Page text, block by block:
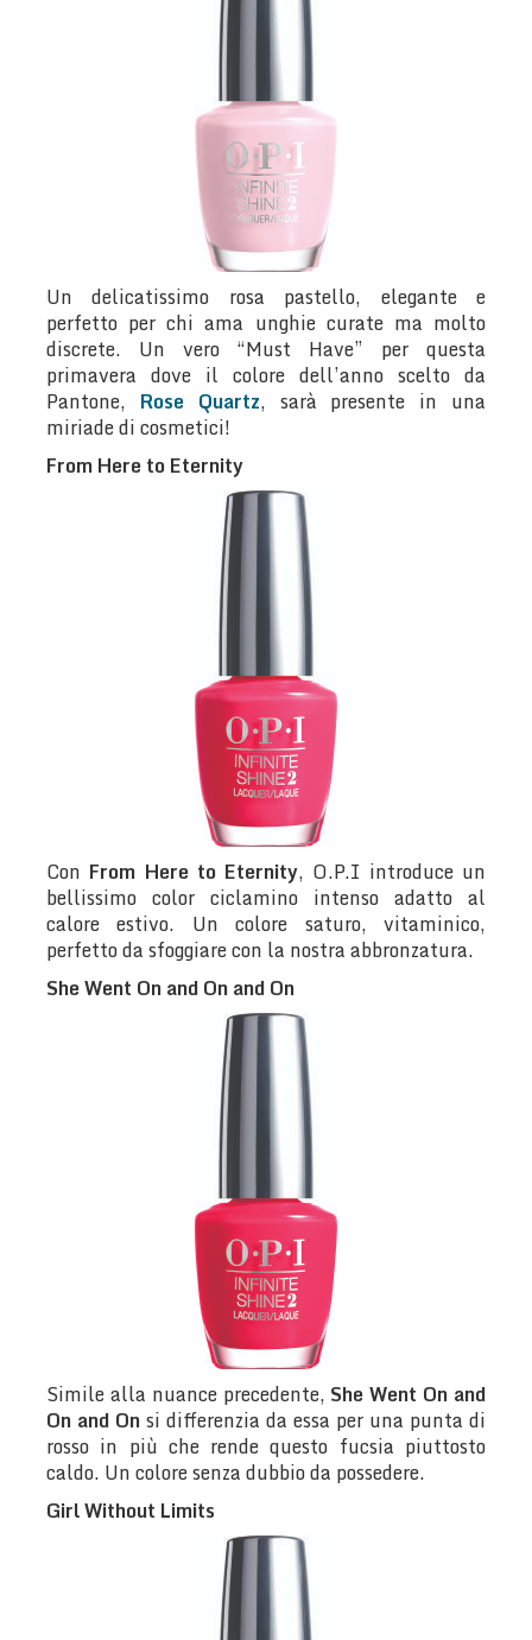
Un delicatissimo rosa pastello, elegante e
perfetto per chi ama unghie curate ma molto
discrete. Un vero “Must Have” per questa
primavera dove il colore dell’anno scelto da
Pantone, Rose Quartz, sarà presente in una
miriade di cosmetici!
From Here to Eternity
Con From Here to Eternity, O.P.I introduce un
bellissimo color ciclamino intenso adatto al
calore estivo. Un colore saturo, vitaminico,
perfetto da sfoggiare con la nostra abbronzatura.
She Went On and On and On
Simile alla nuance precedente, She Went On and
On and Onsi differenzia da essa per una punta di
rosso in più che rende questo fucsia piuttosto
caldo. Un colore senza dubbio da possedere.
Girl Without Limits